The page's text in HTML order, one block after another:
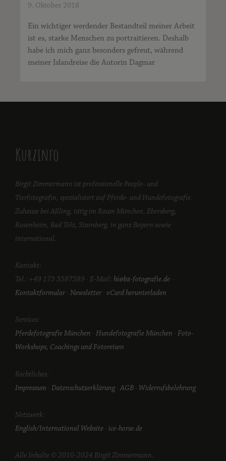
9. Oktober 2018
Ein wichtiger werdender Bestandteil meiner Arbeit
ist es, starke Menschen zu portraitieren. Deshalb
habe ich mich ganz besonders gefreut, während
meiner Islandreise die Autorin Dagmar
Kurzinfo
Birgit Zimmermann ist professionelle People- und
Tierfotografin, spezialisiert auf Pferde- und Hundefotografie.
Zuhause bei Aßling, tätig im Raum München, Ebersberg,
Rosenheim, Bad Tölz, Starnberg, in ganz Bayern sowie
international.
Kontakt:
Tel.: +49 173 3587589 · E-Mail: hi@bz-fotografie.de ·
Kontaktformular· Newsletter· vCard herunterladen
Services:
Pferdefotografie München · Hundefotografie München · Foto-
Workshops, Coachings und Fotoreisen
Rechtliches:
Impressum · Datenschutzerklärung·AGB · Widerrufsbelehrung
Netzwerk:
English/International Website · ice-horse.de
Alle Inhalte © 2010-2024 Birgit Zimmermann.